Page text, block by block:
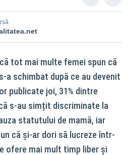
tot mai multe femei spun că
a schimbat după ce au devenit
publicate joi, 31% dintre
s-au simțit discriminate la
statutului de mamă, iar
că și-ar dori să lucreze într-
ofere mai mult timp liber și